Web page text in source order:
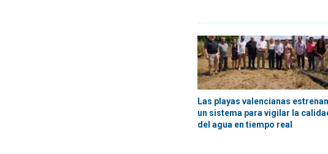
Las playas valencianas estrenan
un sistema para vigilar la
del agua en tiempo real